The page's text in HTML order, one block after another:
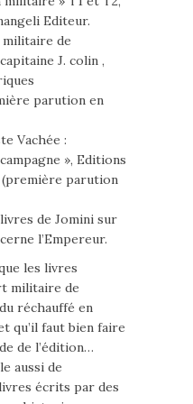
Editeur.
militaire de
J. colin ,
parution en
Vachée :
», Editions
(première parution
de Jomini sur
l’Empereur.
les livres
militaire de
réchauffé en
qu’il faut bien faire
de l’édition…
aussi de
écrits par des